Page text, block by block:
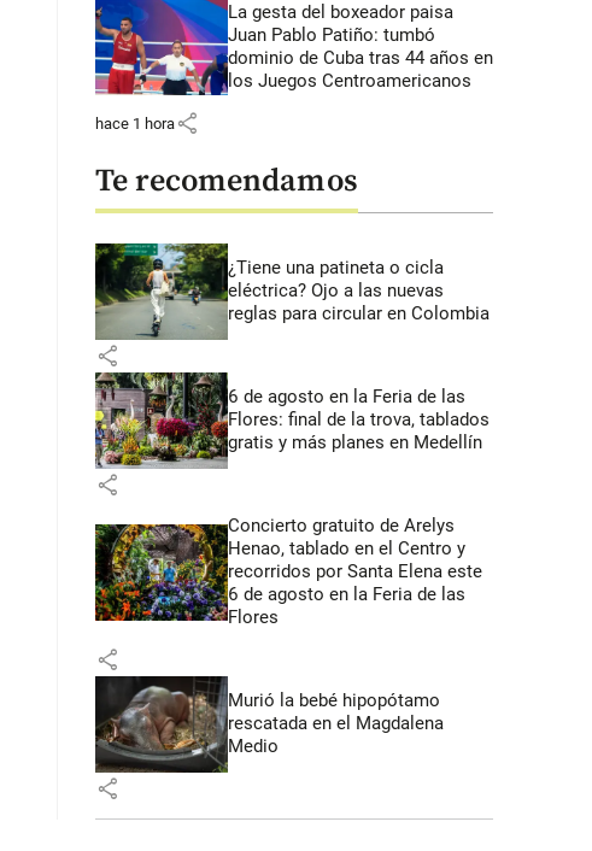
La gesta del boxeador paisa
Juan Pablo Patiño: tumbó
dominio de Cuba tras 44 años en
los Juegos Centroamericanos
hace 1 hora share
Te recomendamos
¿Tiene una patineta o cicla
eléctrica? Ojo a las nuevas
reglas para circular en Colombia
share
6 de agosto en la Feria de las
Flores: final de la trova, tablados
gratis y más planes en Medellín
share
Concierto gratuito de Arelys
Henao, tablado en el Centro y
recorridos por Santa Elena este
6 de agosto en la Feria de las
Flores
share
Murió la bebé hipopótamo
rescatada en el Magdalena
Medio
share